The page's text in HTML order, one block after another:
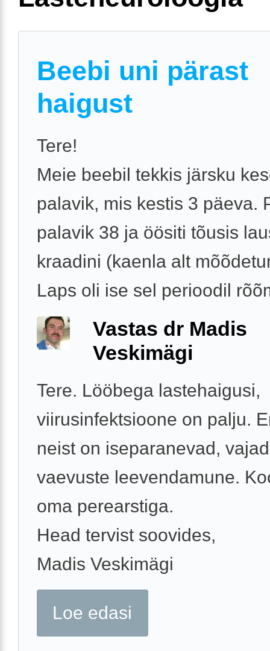
Beebi uni pärast
haigust
Tere!
Meie beebil tekkis järsku
palavik, mis kestis 3 päeva.
palavik 38 ja öösiti tõusis
kraadini (kaenla alt
Laps oli ise sel perioodil
Vastas dr Madis
Veskimägi
Tere. Lööbega lastehaigusi,
viirusinfektsioone on palju.
neist on iseparanevad,
vaevuste leevendamune.
oma perearstiga.
Head tervist soovides,
Madis Veskimägi
Loe edasi